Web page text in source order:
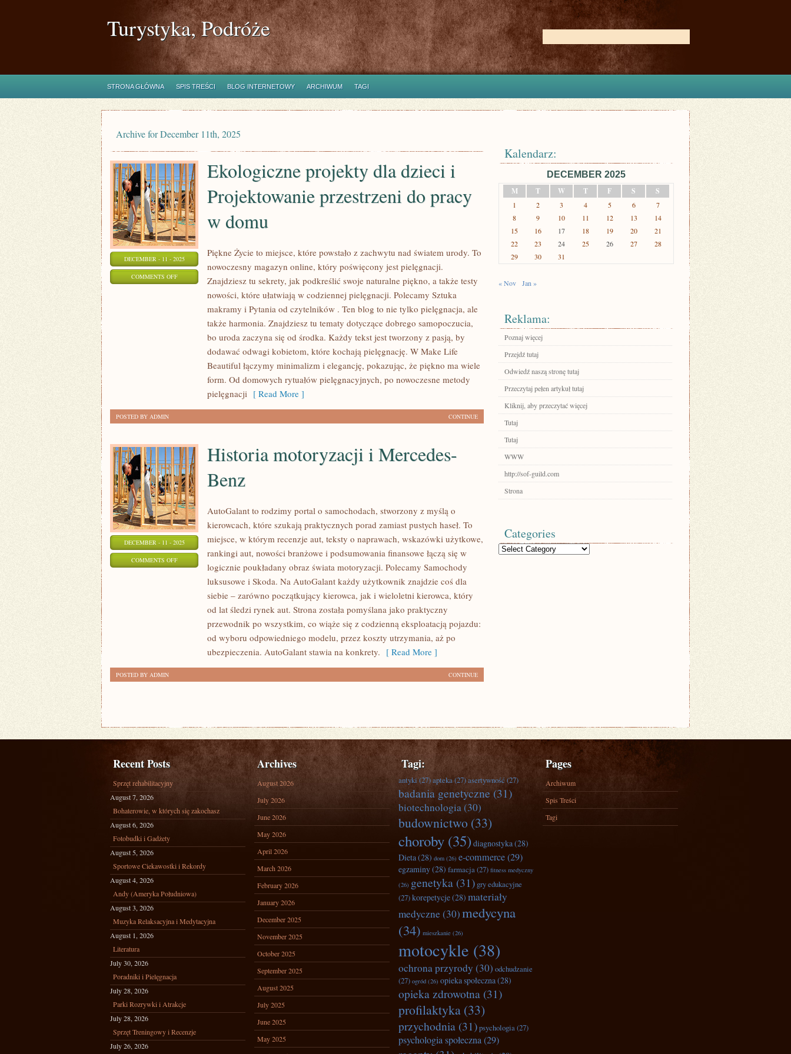
Turystyka, Podróże
STRONA GŁÓWNA SPIS TREŚCI BLOG INTERNETOWY ARCHIWUM TAGI
Archive for December 11th, 2025
DECEMBER - 11 - 2025
COMMENTS OFFON
PROJEKTOWANIE
PRZESTRZENI
PRACY
W
Ekologiczne projekty dla dzieci i
Projektowanie przestrzeni do pracy
w domu
Piękne Życie to miejsce, które powstało z zachwytu nad światem urody. To
nowoczesny magazyn online, który poświęcony jest pielęgnacji.
Znajdziesz tu sekrety, jak podkreślić swoje naturalne piękno, a także testy
nowości, które ułatwiają w codziennej pielęgnacji. Polecamy Sztuka
makramy i Pytania od czytelników . Ten blog to nie tylko pielęgnacja, ale
także harmonia. Znajdziesz tu tematy dotyczące dobrego samopoczucia,
bo uroda zaczyna się od środka. Każdy tekst jest tworzony z pasją, by
dodawać odwagi kobietom, które kochają pielęgnację. W Make Life
Beautiful łączymy minimalizm i elegancję, pokazując, że piękno ma wiele
form. Od domowych rytuałów pielęgnacyjnych, po nowoczesne metody
pielęgnacji [ Read More ]
CONTINUE
POSTED BY ADMIN
DECEMBER - 11 - 2025
COMMENTS OFFON
Historia motoryzacji i Mercedes-
Benz
AutoGalant to rodzimy portal o samochodach, stworzony z myślą o
kierowcach, które szukają praktycznych porad zamiast pustych haseł. To
miejsce, w którym recenzje aut, teksty o naprawach, wskazówki użytkowe,
rankingi aut, nowości branżowe i podsumowania finansowe łączą się w
logicznie poukładany obraz świata motoryzacji. Polecamy Samochody
luksusowe i Skoda. Na AutoGalant każdy użytkownik znajdzie coś dla
siebie – zarówno początkujący kierowca, jak i wieloletni kierowca, który
od lat śledzi rynek aut. Strona została pomyślana jako praktyczny
przewodnik po wszystkim, co wiąże się z codzienną eksploatacją pojazdu:
od wyboru odpowiedniego modelu, przez koszty utrzymania, aż po
ubezpieczenia. AutoGalant stawia na konkrety. [ Read More ]
CONTINUE
POSTED BY ADMIN
Kalendarz:
DECEMBER 2025
M
T W T F S S
1 2 3 4 5 6
7
8
9 10 11 12 13
14
15
16 17 18 19 20
21
22
23 24 25 26 27
28
29
30 31
« Nov Jan »
Reklama:
Poznaj więcej
Przejdź tutaj
Odwiedź naszą stronę tutaj
Przeczytaj pełen artykuł tutaj
Kliknij, aby przeczytać więcej
Tutaj
Tutaj
WWW
http://sof-guild.com
Strona
Categories
Categories
Recent Posts
Sprzęt rehabilitacyjny
August 7, 2026
Bohaterowie, w których się zakochasz
August 6, 2026
Fotobudki i Gadżety
August 5, 2026
Sportowe Ciekawostki i Rekordy
August 4, 2026
Andy (Ameryka Południowa)
August 3, 2026
Muzyka Relaksacyjna i Medytacyjna
August 1, 2026
Literatura
July 30, 2026
Poradniki i Pielęgnacja
July 28, 2026
Parki Rozrywki i Atrakcje
July 28, 2026
Sprzęt Treningowy i Recenzje
July 26, 2026
Archives
August 2026
July 2026
June 2026
May 2026
April 2026
March 2026
February 2026
January 2026
December 2025
November 2025
October 2025
September 2025
August 2025
July 2025
June 2025
May 2025
Tagi:
antyki(27)apteka(27)asertywność(27)
badania genetyczne(31)
biotechnologia(30)
budownictwo (33)
choroby (35) diagnostyka(28)
Dieta(28) dom (26) e-commerce(29)
egzaminy(28) farmacja(27) fitness medyczny
(26) genetyka (31) gry edukacyjne
(27)korepetycje(28) materiały
medyczne (30)medycyna
(34) mieszkanie (26)
motocykle (38)
ochrona przyrody (30) odchudzanie
(27) ogród (26) opieka społeczna(28)
opieka zdrowotna (31)
profilaktyka (33)
przychodnia (31)psychologia(27)
psychologia społeczna(29)
Pages
Archiwum
Spis Treści
Tagi